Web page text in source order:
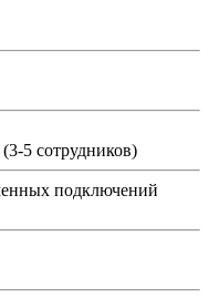
5 сотрудников)
подключений